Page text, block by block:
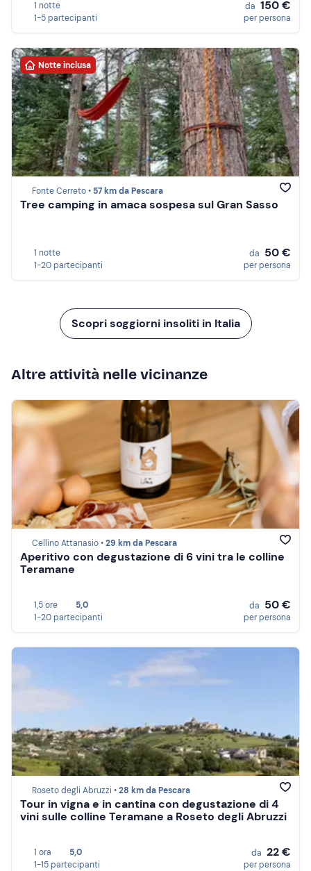
1 notte
1-5 partecipanti
da 150 €
per persona
Notte inclusa
Fonte Cerreto • 57 km da Pescara
Tree camping in amaca sospesa sul Gran Sasso
1 notte
1-20 partecipanti
da 50 €
per persona
Scopri soggiorni insoliti in Italia
Altre attività nelle vicinanze
Cellino Attanasio •29 km da Pescara
Aperitivo con degustazione di 6 vini tra le colline
Teramane
1,5 ore
5,0
1-20 partecipanti
da 50 €
per persona
Roseto degli Abruzzi •28 km da Pescara
Tour in vigna e in cantina con degustazione di 4
vini sulle colline Teramane a Roseto degli Abruzzi
1 ora
5,0
1-15 partecipanti
da 22 €
per persona